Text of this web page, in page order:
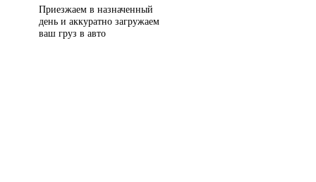
Приезжаем в назначенный
день и аккуратно загружаем
ваш груз в авто